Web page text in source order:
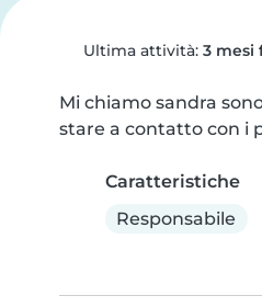
Ultima attività: 3 mesi
Mi chiamo sandra
stare a contatto con i
Caratteristiche
Responsabile